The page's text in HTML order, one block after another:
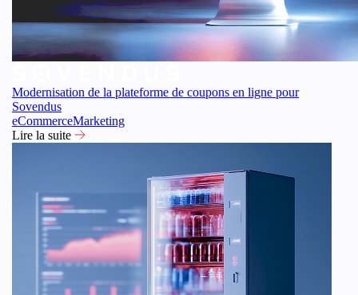
Modernisation de la plateforme de coupons en ligne pour
Sovendus
eCommerceMarketing
Lire la suite